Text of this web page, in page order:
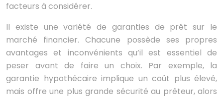
facteurs à considérer.
Il existe une variété de garanties de prêt sur le
marché financier. Chacune possède ses propres
avantages et inconvénients qu’il est essentiel de
peser avant de faire un choix. Par exemple, la
garantie hypothécaire implique un coût plus élevé,
mais offre une plus grande sécurité au prêteur, alors